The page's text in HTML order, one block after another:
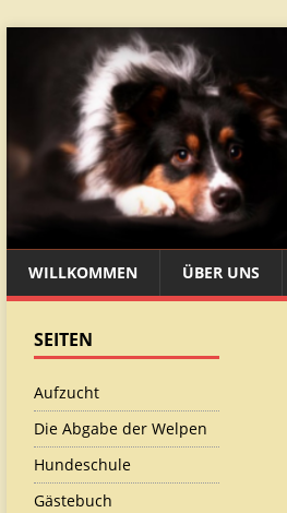
WILLKOMMEN ÜBER UNS
SEITEN
Aufzucht
Die Abgabe der Welpen
Hundeschule
Gästebuch